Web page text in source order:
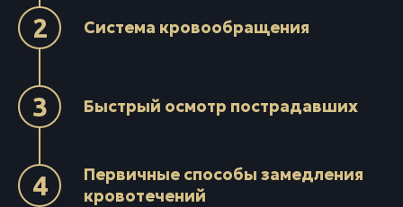
Система кровообращения
Быстрый осмотр пострадавших
Первичные способы замедления
кровотечений